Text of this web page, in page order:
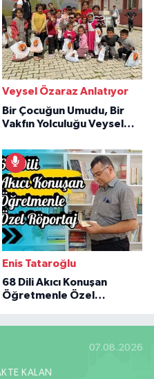
Veysel Özaraz Anlatıyor
Bir Çocuğun Umudu, Bir
Vakfın Yolculuğu Veysel
Enis Tataroğlu
68 Dili Akıcı Konuşan
Öğretmenle Özel
07.08.2026
KALAN